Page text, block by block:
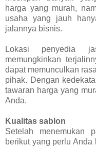
harga yang murah,
usaha yang jauh
jalannya bisnis.
Lokasi penyedia
memungkinkan
dapat memunculkan
pihak. Dengan
tawaran harga yang
Anda.
Kualitas sablon
Setelah menemukan
berikut yang perlu